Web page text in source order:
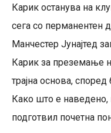
Карик останува на
сега со перманентен
Манчестер Јунајтед
Карик за преземање
трајна основа,
Како што е наведено,
подготвил почетна